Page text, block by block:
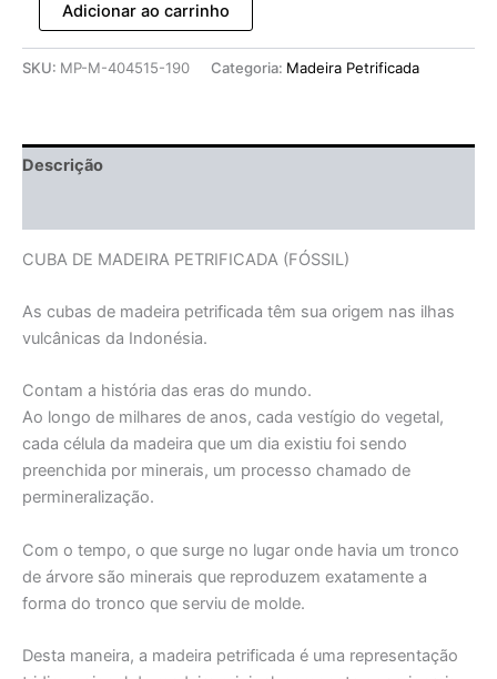
Adicionar ao carrinho
SKU: MP-M-404515-190 Categoria: Madeira Petrificada
Descrição
CUBA DE MADEIRA PETRIFICADA (FÓSSIL)
As cubas de madeira petrificada têm sua origem nas ilhas
vulcânicas da Indonésia.
Contam a história das eras do mundo.
Ao longo de milhares de anos, cada vestígio do vegetal,
cada célula da madeira que um dia existiu foi sendo
preenchida por minerais, um processo chamado de
permineralização.
Com o tempo, o que surge no lugar onde havia um tronco
de árvore são minerais que reproduzem exatamente a
forma do tronco que serviu de molde.
Desta maneira, a madeira petrificada é uma representação